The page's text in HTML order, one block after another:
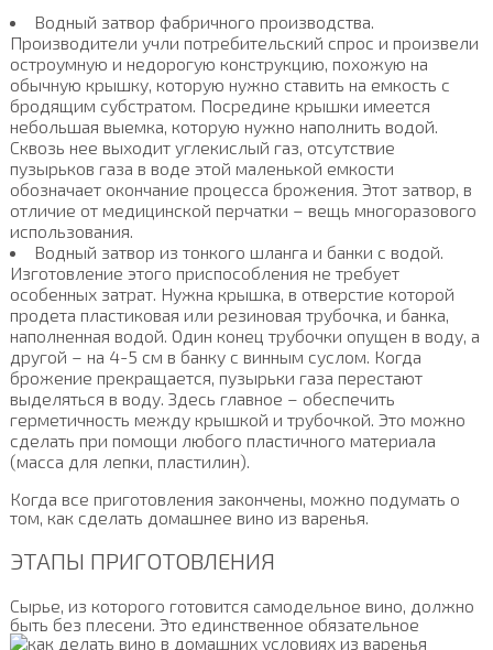
Водный затвор фабричного производства.
Производители учли потребительский спрос и произвели
остроумную и недорогую конструкцию, похожую на
обычную крышку, которую нужно ставить на емкость с
бродящим субстратом. Посредине крышки имеется
небольшая выемка, которую нужно наполнить водой.
Сквозь нее выходит углекислый газ, отсутствие
пузырьков газа в воде этой маленькой емкости
обозначает окончание процесса брожения. Этот затвор, в
отличие от медицинской перчатки – вещь многоразового
использования.
Водный затвор из тонкого шланга и банки с водой.
Изготовление этого приспособления не требует
особенных затрат. Нужна крышка, в отверстие которой
продета пластиковая или резиновая трубочка, и банка,
наполненная водой. Один конец трубочки опущен в воду, а
другой – на 4-5 см в банку с винным суслом. Когда
брожение прекращается, пузырьки газа перестают
выделяться в воду. Здесь главное – обеспечить
герметичность между крышкой и трубочкой. Это можно
сделать при помощи любого пластичного материала
(масса для лепки, пластилин).
Когда все приготовления закончены, можно подумать о
том, как сделать домашнее вино из варенья.
ЭТАПЫ ПРИГОТОВЛЕНИЯ
Сырье, из которого готовится самодельное вино, должно
быть без плесени. Это единственное обязательное